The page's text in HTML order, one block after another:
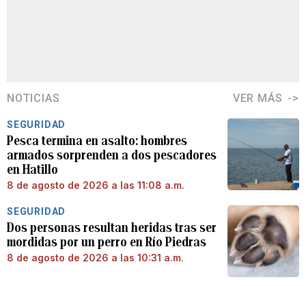
NOTICIAS VER MÁS
SEGURIDAD
Pesca termina en asalto: hombres
armados sorprenden a dos pescadores
en Hatillo
8 de agosto de 2026 a las 11:08 a.m.
SEGURIDAD
Dos personas resultan heridas tras ser
mordidas por un perro en Río Piedras
8 de agosto de 2026 a las 10:31 a.m.